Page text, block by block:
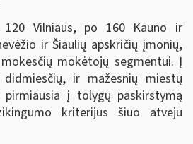
Vilniaus, po 160 Kauno ir
ir Šiaulių apskričių įmonių,
mokėtojų segmentui. Į
ir mažesnių miestų
į tolygų paskirstymą
kriterijus šiuo atveju